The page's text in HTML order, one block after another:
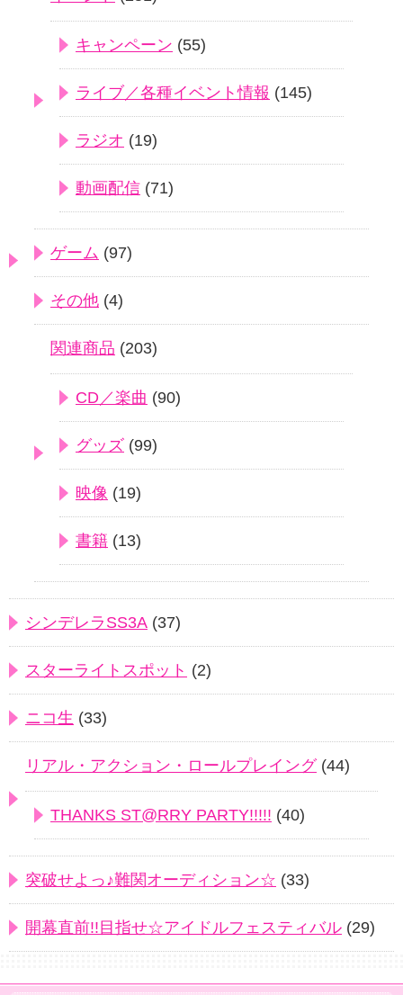
キャンペーン (55)
ライブ／各種イベント情報 (145)
ラジオ (19)
動画配信 (71)
ゲーム (97)
その他 (4)
関連商品 (203)
CD／楽曲 (90)
グッズ (99)
映像 (19)
書籍 (13)
シンデレラSS3A (37)
スターライトスポット (2)
ニコ生 (33)
リアル・アクション・ロールプレイング(44)
THANKS ST@RRY PARTY!!!!! (40)
突破せよっ♪難関オーディション☆ (33)
開幕直前!!目指せ☆アイドルフェスティバル (29)